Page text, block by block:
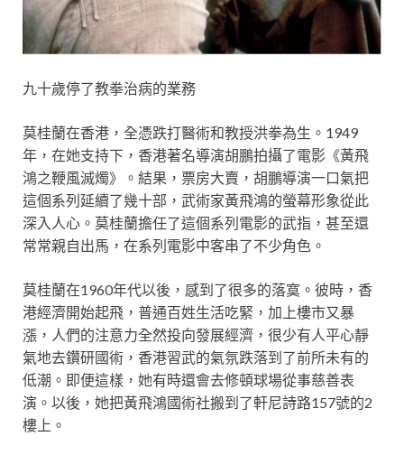
九十歲停了教拳治病的業務
莫桂蘭在香港，全憑跌打醫術和教授洪拳為生。1949
年，在她支持下，香港著名導演胡鵬拍攝了電影《黃飛
鴻之鞭風滅燭》。結果，票房大賣，胡鵬導演一口氣把
這個系列延續了幾十部，武術家黃飛鴻的螢幕形象從此
深入人心。莫桂蘭擔任了這個系列電影的武指，甚至還
常常親自出馬，在系列電影中客串了不少角色。
莫桂蘭在1960年代以後，感到了很多的落寞。彼時，香
港經濟開始起飛，普通百姓生活吃緊，加上樓市又暴
漲，人們的注意力全然投向發展經濟，很少有人平心靜
氣地去鑽研國術，香港習武的氣氛跌落到了前所未有的
低潮。即便這樣，她有時還會去修頓球場從事慈善表
演。以後，她把黃飛鴻國術社搬到了軒尼詩路157號的2
樓上。